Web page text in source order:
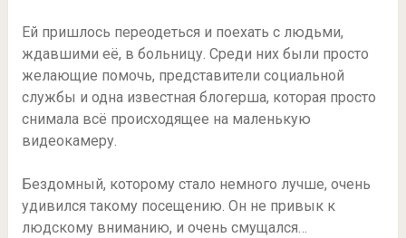
Ей пришлось переодеться и поехать с людьми,
ждавшими её, в больницу. Среди них были просто
желающие помочь, представители социальной
службы и одна известная блогерша, которая просто
снимала всё происходящее на маленькую
видеокамеру.
Бездомный, которому стало немного лучше, очень
удивился такому посещению. Он не привык к
людскому вниманию, и очень смущался…